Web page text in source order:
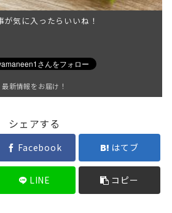
が気に入ったらいいね！
最新情報をお届け！
シェアする
Facebook はてブ
LINE コピー